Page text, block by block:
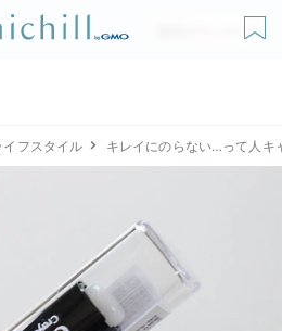
無料ダウンロード
イフスタイル キレイにのらない…って人キ